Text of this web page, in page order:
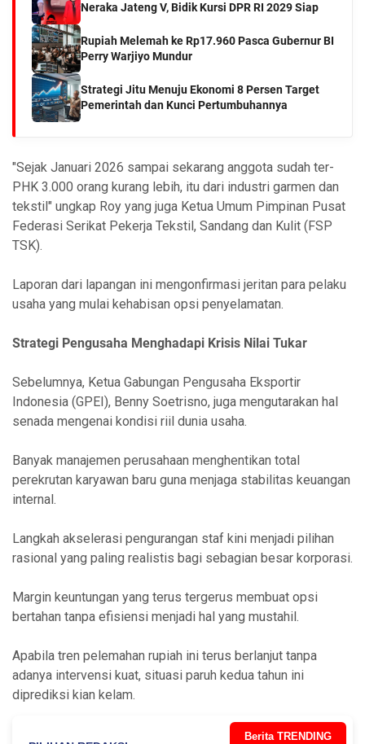
Neraka Jateng V, Bidik Kursi DPR RI 2029 Siap
Rupiah Melemah ke Rp17.960 Pasca Gubernur BI
Perry Warjiyo Mundur
Strategi Jitu Menuju Ekonomi 8 Persen Target
Pemerintah dan Kunci Pertumbuhannya
"Sejak Januari 2026 sampai sekarang anggota sudah ter-
PHK 3.000 orang kurang lebih, itu dari industri garmen dan
tekstil" ungkap Roy yang juga Ketua Umum Pimpinan Pusat
Federasi Serikat Pekerja Tekstil, Sandang dan Kulit (FSP
TSK).
Laporan dari lapangan ini mengonfirmasi jeritan para pelaku
usaha yang mulai kehabisan opsi penyelamatan.
Strategi Pengusaha Menghadapi Krisis Nilai Tukar
Sebelumnya, Ketua Gabungan Pengusaha Eksportir
Indonesia (GPEI), Benny Soetrisno, juga mengutarakan hal
senada mengenai kondisi riil dunia usaha.
Banyak manajemen perusahaan menghentikan total
perekrutan karyawan baru guna menjaga stabilitas keuangan
internal.
Langkah akselerasi pengurangan staf kini menjadi pilihan
rasional yang paling realistis bagi sebagian besar korporasi.
Margin keuntungan yang terus tergerus membuat opsi
bertahan tanpa efisiensi menjadi hal yang mustahil.
Apabila tren pelemahan rupiah ini terus berlanjut tanpa
adanya intervensi kuat, situasi paruh kedua tahun ini
diprediksi kian kelam.
Berita TRENDING